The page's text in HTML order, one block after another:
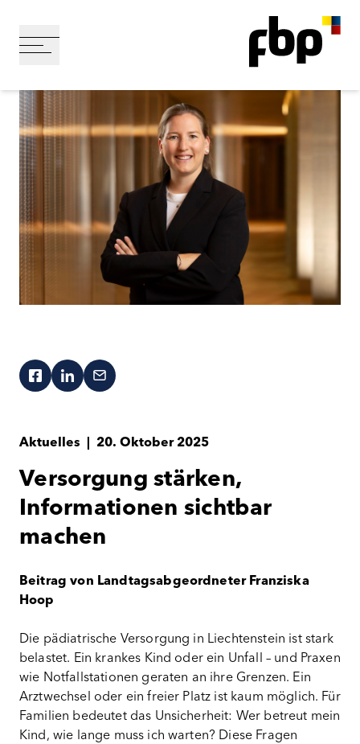
Aktuelles 20. Oktober 2025
Versorgung stärken,
Informationen sichtbar
machen
Beitrag von Landtagsabgeordneter Franziska
Hoop
Die pädiatrische Versorgung in Liechtenstein ist stark
belastet. Ein krankes Kind oder ein Unfall – und Praxen
wie Notfallstationen geraten an ihre Grenzen. Ein
Arztwechsel oder ein freier Platz ist kaum möglich. Für
Familien bedeutet das Unsicherheit: Wer betreut mein
Kind, wie lange muss ich warten? Diese Fragen